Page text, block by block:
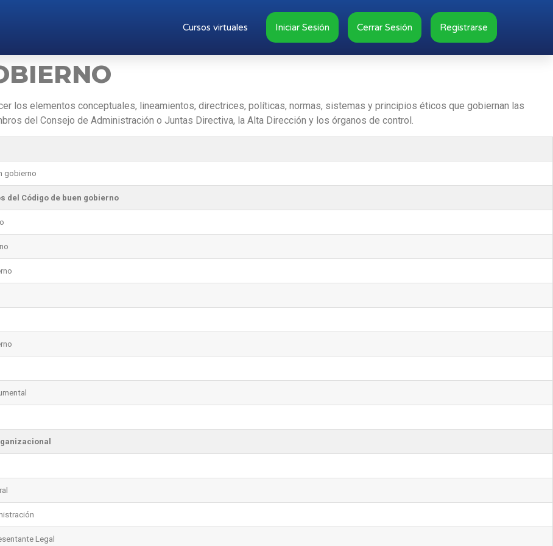
Cursos virtuales Iniciar Sesión Cerrar Sesión Registrarse
los elementos conceptuales, lineamientos, directrices, políticas, normas, sistemas y principios éticos que gobiernan las
del Consejo de Administración o Juntas Directiva, la Alta Dirección y los órganos de control.
gobierno
del Código de buen gobierno
Legal